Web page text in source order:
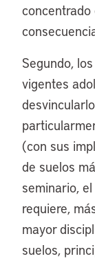
Segundo,
vigentes
(con sus
de suelos
seminario,
requiere,
mayor
suelos,